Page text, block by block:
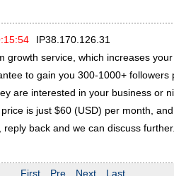
IP38.170.126.31
growth service, which increases
to gain you 300-1000+ followers
are interested in your business or
is just $60 (USD) per month,
back and we can discuss
First Pre Next Last